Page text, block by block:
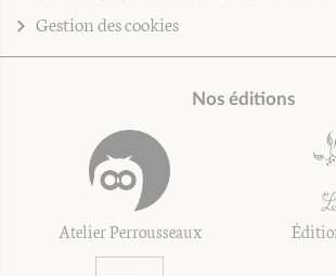
Gestion des cookies
Nos éditions
Atelier Perrousseaux